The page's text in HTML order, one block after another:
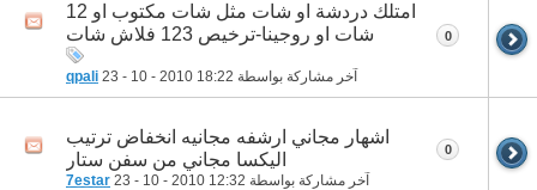
امتلك دردشة او شات مثل شات مكتوب او 12
شات او روجينا-ترخيص 123 فلاش شات
آخر مشاركة بواسطة qpali 23 - 10 - 2010 18:22
0
اشهار مجاني ارشفه مجانيه انخفاض ترتيب
اليكسا مجاني من سفن ستار
آخر مشاركة بواسطة 7estar 23 - 10 - 2010 12:32
0